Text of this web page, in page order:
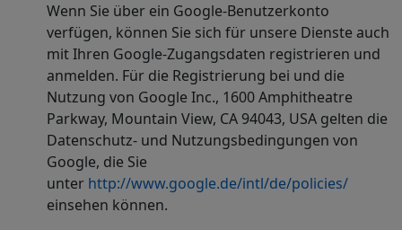
Wenn Sie über ein Google-Benutzerkonto
verfügen, können Sie sich für unsere Dienste auch
mit Ihren Google-Zugangsdaten registrieren und
anmelden. Für die Registrierung bei und die
Nutzung von Google Inc., 1600 Amphitheatre
Parkway, Mountain View, CA 94043, USA gelten die
Datenschutz- und Nutzungsbedingungen von
Google, die Sie
unter http://www.google.de/intl/de/policies/
einsehen können.